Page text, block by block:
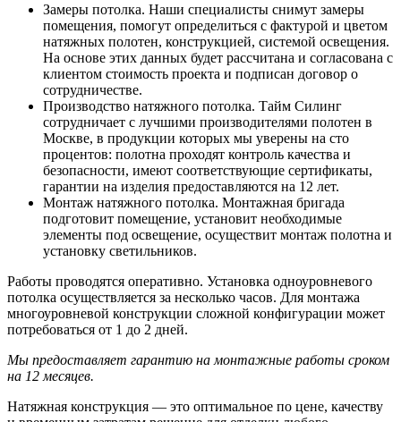
Замеры потолка. Наши специалисты снимут замеры
помещения, помогут определиться с фактурой и цветом
натяжных полотен, конструкцией, системой освещения.
На основе этих данных будет рассчитана и согласована с
клиентом стоимость проекта и подписан договор о
сотрудничестве.
Производство натяжного потолка. Тайм Силинг
сотрудничает с лучшими производителями полотен в
Москве, в продукции которых мы уверены на сто
процентов: полотна проходят контроль качества и
безопасности, имеют соответствующие сертификаты,
гарантии на изделия предоставляются на 12 лет.
Монтаж натяжного потолка. Монтажная бригада
подготовит помещение, установит необходимые
элементы под освещение, осуществит монтаж полотна и
установку светильников.
Работы проводятся оперативно. Установка одноуровневого
потолка осуществляется за несколько часов. Для монтажа
многоуровневой конструкции сложной конфигурации может
потребоваться от 1 до 2 дней.
Мы предоставляет гарантию на монтажные работы сроком
на 12 месяцев.
Натяжная конструкция — это оптимальное по цене, качеству